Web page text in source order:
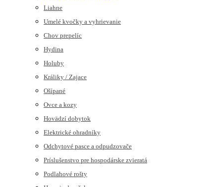
Liahne
Umelé kvočky a vyhrievanie
Chov prepelíc
Hydina
Holuby
Králiky / Zajace
Ošípané
Ovce a kozy
Hovädzí dobytok
Elektrické ohradníky
Odchytové pasce a odpudzovače
Príslušenstvo pre hospodárske zvieratá
Podlahové rošty